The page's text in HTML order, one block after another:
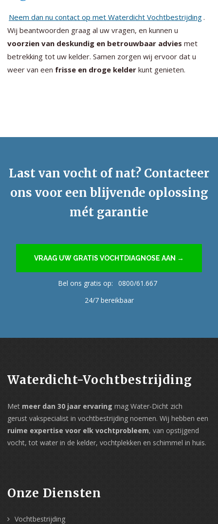
Neem dan nu contact op met Waterdicht Vochtbestrijding .
Wij beantwoorden graag al uw vragen, en kunnen u
voorzien van deskundig en betrouwbaar advies met
betrekking tot uw kelder. Samen zorgen wij ervoor dat u
weer van een frisse en droge kelder kunt genieten.
Last van vocht of nat? Contacteer
ons voor een blijvende oplossing
mét garantie
VRAAG UW GRATIS VOCHTDIAGNOSE AAN →
Bel ons gratis op:
0800/61.667
24/7 bereikbaar
Waterdicht-Vochtbestrijding
Met meer dan 30 jaar ervaring mag Water-Dicht zich
gerust vakspecialist in vochtbestrijding noemen. Wij hebben een
ruime expertise voor elk vochtprobleem, van opstijgend
vocht, tot water in de kelder, vochtplekken en schimmel in huis.
Onze Diensten
Vochtbestrijding